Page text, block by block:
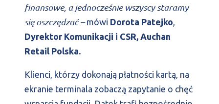
finansowe, a jednocześnie wszyscy staramy
się oszczędzać –mówi Dorota Patejko,
Dyrektor Komunikacji i CSR, Auchan
Retail Polska.
Klienci, którzy dokonają płatności kartą, na
ekranie terminala zobaczą zapytanie o chęć